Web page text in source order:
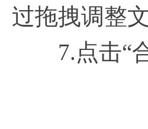
过拖拽调整
7.点击“合